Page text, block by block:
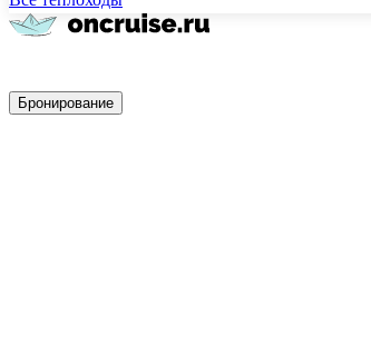
Бронирование